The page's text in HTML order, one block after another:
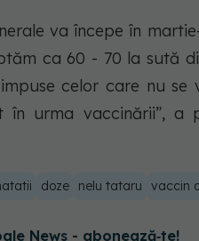
va începe în
ca 60 - 70 la sută
celor care nu se
în urma vaccinării”, a
doze nelu tataru vaccin
News - abonează‑te!